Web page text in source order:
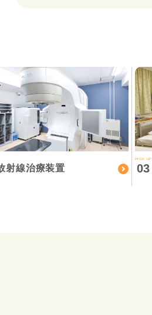
射線治療装置
PICK UP
03